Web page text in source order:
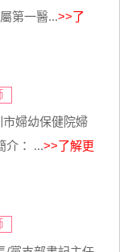
第一醫...>>了
婦幼保健院婦
介： ...>>了解更